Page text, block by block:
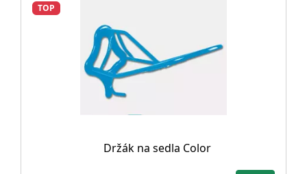
TOP
Držák na sedla Color